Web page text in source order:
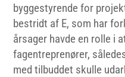
byggestyrende for
bestridt af E, som har
årsager havde en rolle i
fagentreprenører,
med tilbuddet skulle